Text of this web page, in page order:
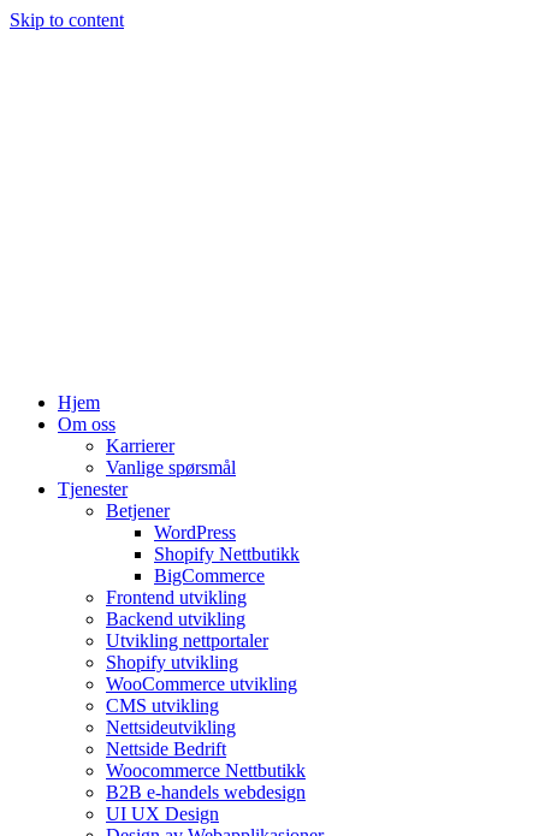
Skip to content
Hjem
Om oss
Karrierer
Vanlige spørsmål
Tjenester
Betjener
WordPress
Shopify Nettbutikk
BigCommerce
Frontend utvikling
Backend utvikling
Utvikling nettportaler
Shopify utvikling
WooCommerce utvikling
CMS utvikling
Nettsideutvikling
Nettside Bedrift
Woocommerce Nettbutikk
B2B e-handels webdesign
UI UX Design